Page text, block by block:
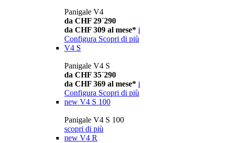
Panigale V4
da CHF 29´290
da CHF 309 al mese* i
Configura Scopri di più
V4 S
Panigale V4 S
da CHF 35´290
da CHF 369 al mese* i
Configura Scopri di più
new V4 S 100
Panigale V4 S 100
scopri di più
new V4 R